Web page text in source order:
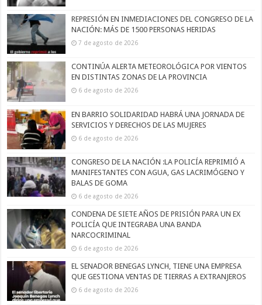
REPRESIÓN EN INMEDIACIONES DEL CONGRESO DE LA
NACIÓN: MÁS DE 1500 PERSONAS HERIDAS
7 de agosto de 2026
CONTINÚA ALERTA METEOROLÓGICA POR VIENTOS
EN DISTINTAS ZONAS DE LA PROVINCIA
6 de agosto de 2026
EN BARRIO SOLIDARIDAD HABRÁ UNA JORNADA DE
SERVICIOS Y DERECHOS DE LAS MUJERES
6 de agosto de 2026
CONGRESO DE LA NACIÓN :LA POLICÍA REPRIMIÓ A
MANIFESTANTES CON AGUA, GAS LACRIMÓGENO Y
BALAS DE GOMA
6 de agosto de 2026
CONDENA DE SIETE AÑOS DE PRISIÓN PARA UN EX
POLICÍA QUE INTEGRABA UNA BANDA
NARCOCRIMINAL
6 de agosto de 2026
EL SENADOR BENEGAS LYNCH, TIENE UNA EMPRESA
QUE GESTIONA VENTAS DE TIERRAS A EXTRANJEROS
6 de agosto de 2026